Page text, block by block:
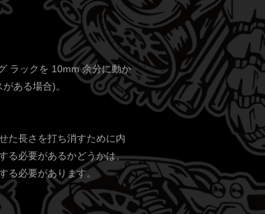
ラックを 10mm 余分に動か
ある場合)。
た長さを打ち消すために内
る必要があるかどうかは、
必要があります。